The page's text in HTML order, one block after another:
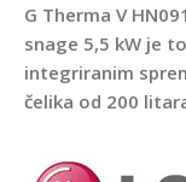
G Therma V
snage 5,5 kW je
integriranim
čelika od 200